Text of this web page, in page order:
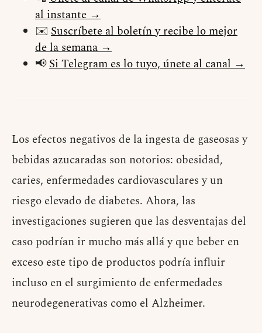
al instante →
✉️ Suscríbete al boletín y recibe lo mejor
de la semana →
📢Si Telegram es lo tuyo, únete al canal →
Los efectos negativos de la ingesta de gaseosas y
bebidas azucaradas son notorios: obesidad,
caries, enfermedades cardiovasculares y un
riesgo elevado de diabetes. Ahora, las
investigaciones sugieren que las desventajas del
caso podrían ir mucho más allá y que beber en
exceso este tipo de productos podría influir
incluso en el surgimiento de enfermedades
neurodegenerativas como el Alzheimer.